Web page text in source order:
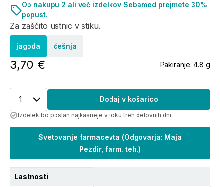
Za zaščito ustnic v stiku.
jagoda češnja
3,70 € Pakiranje: 4.8 g
Ob nakupu 2 ali več izdelkov Sebamed prejmete 30%
popust.
1 Dodaj v košarico
Izdelek bo poslan najkasneje v roku treh delovnih dni.
Svetovanje farmacevta (Odgovarja: Maja
Pezdir, farm. teh.)
Lastnosti